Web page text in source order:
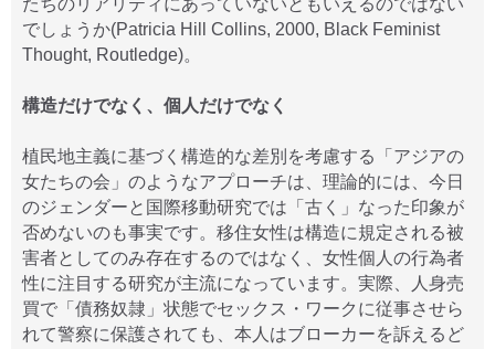
たちのリアリティにあっていないともいえるのではない
でしょうか(Patricia Hill Collins, 2000, Black Feminist
Thought, Routledge)。
構造だけでなく、個人だけでなく
植民地主義に基づく構造的な差別を考慮する「アジアの
女たちの会」のようなアプローチは、理論的には、今日
のジェンダーと国際移動研究では「古く」なった印象が
否めないのも事実です。移住女性は構造に規定される被
害者としてのみ存在するのではなく、女性個人の行為者
性に注目する研究が主流になっています。実際、人身売
買で「債務奴隷」状態でセックス・ワークに従事させら
れて警察に保護されても、本人はブローカーを訴えるど